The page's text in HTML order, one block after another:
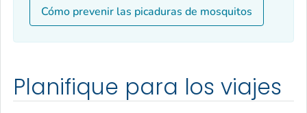
Cómo prevenir las picaduras de mosquitos
Planifique para los viajes